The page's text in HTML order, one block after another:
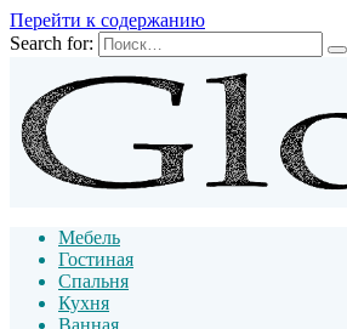
Перейти к содержанию
Search for:
Мебель
Гостиная
Спальня
Кухня
Ванная